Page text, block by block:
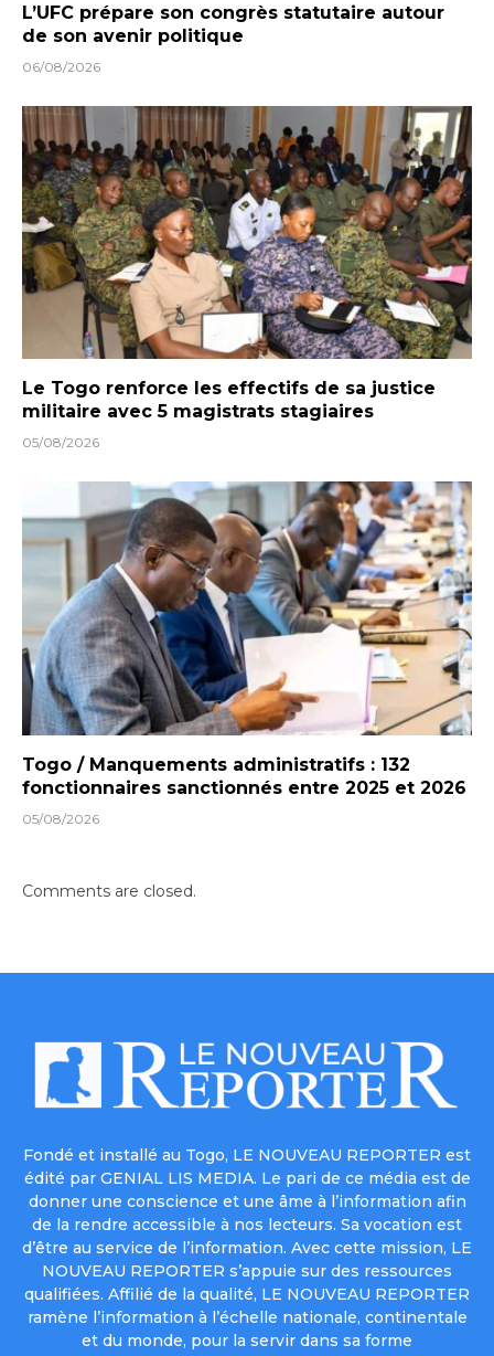
L’UFC prépare son congrès statutaire autour
de son avenir politique
06/08/2026
Le Togo renforce les effectifs de sa justice
militaire avec 5 magistrats stagiaires
05/08/2026
Togo / Manquements administratifs : 132
fonctionnaires sanctionnés entre 2025 et 2026
05/08/2026
Comments are closed.
Fondé et installé au Togo, LE NOUVEAU REPORTER est
édité par GENIAL LIS MEDIA. Le pari de ce média est de
donner une conscience et une âme à l’information afin
de la rendre accessible à nos lecteurs. Sa vocation est
d’être au service de l’information. Avec cette mission, LE
NOUVEAU REPORTER s’appuie sur des ressources
qualifiées. Affilié de la qualité, LE NOUVEAU REPORTER
ramène l’information à l’échelle nationale, continentale
et du monde, pour la servir dans sa forme